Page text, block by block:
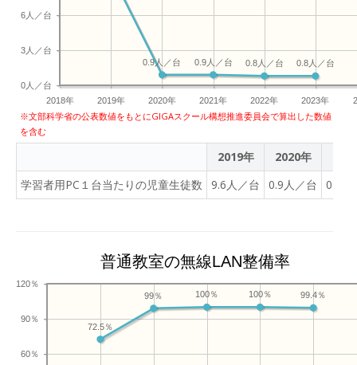
2018年 2019年 2020年 2021年 2022年 2023年
0人／台
3人／台
6人／台
0.8人／台
0.8人／台
0.9人／台
0.9人／台
※文部科学省の公表数値をもとにGIGAスクール構想推進委員会で算出した数値
を含む
2019年 2020年
学習者用PC１台当たりの児童生徒数
9.6人／台 0.9人／台 0.9人
普通教室の無線LAN整備率
60％
90％
120％
99.4％
100％
100％
99％
72.5％